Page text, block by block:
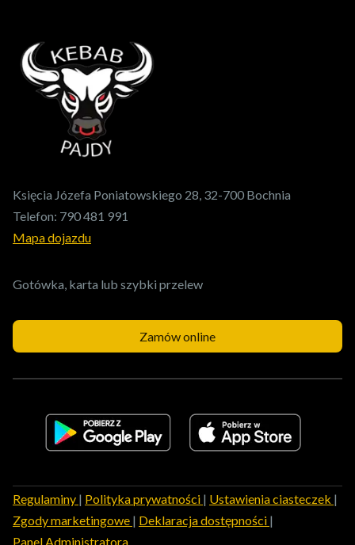
Księcia Józefa Poniatowskiego 28, 32-700 Bochnia
Telefon: 790 481 991
Mapa dojazdu
Gotówka, karta lub szybki przelew
Zamów online
Regulaminy | Polityka prywatności | Ustawienia ciasteczek |
Zgody marketingowe | Deklaracja dostępności |
Panel Administratora